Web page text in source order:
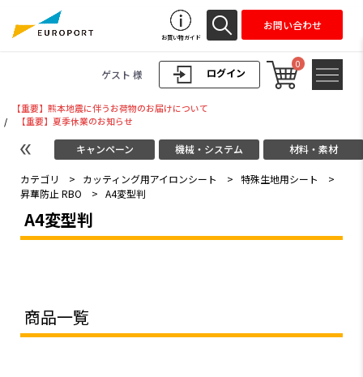
ログイン
ゲスト 様
0
お買い物ガイド
お問い合わせ
【重要】熊本地震に伴うお荷物のお届けについて
/
【重要】夏季休業のお知らせ
キャンペーン 機械・システム 材料・素材
カテゴリ > カッティング用アイロンシート > 特殊生地用シート
>
昇華防止 RBO
> A4変型判
A4変型判
商品一覧